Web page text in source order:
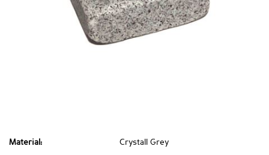
Material: Crystall Grey